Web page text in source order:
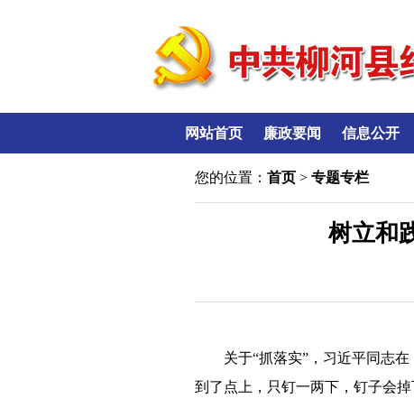
网站首页 廉政要闻 信息公开
您的位置：首页 >专题专栏
树立和
关于“抓落实”，习近平同志
到了点上，只钉一两下，钉子会